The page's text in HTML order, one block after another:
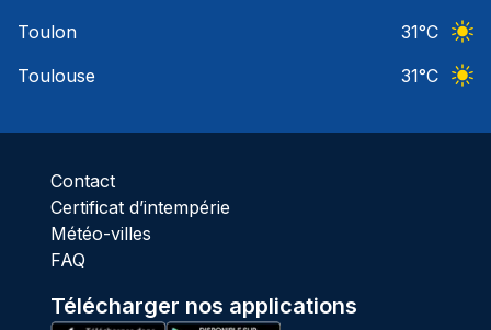
Toulon
31°C
Toulouse
31°C
Contact
Certificat d’intempérie
Météo-villes
FAQ
Télécharger nos applications